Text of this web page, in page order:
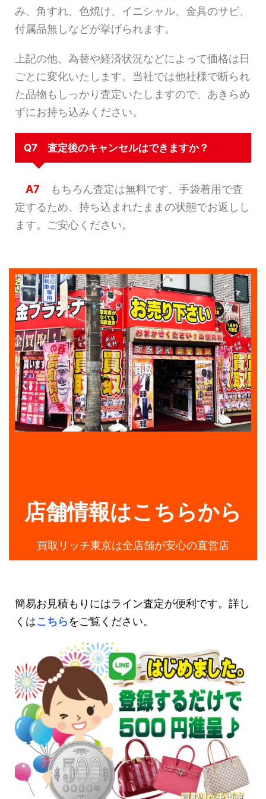
み、角すれ、色焼け、イニシャル、金具のサビ、
付属品無しなどが挙げられます。
上記の他、為替や経済状況などによって価格は日
ごとに変化いたします。当社では他社様で断られ
た品物もしっかり査定いたしますので、あきらめ
ずにお持ち込みください。
Q7 査定後のキャンセルはできますか？
A7 もちろん査定は無料です。手袋着用で査
定するため、持ち込まれたままの状態でお返しし
ます。ご安心ください。
店舗情報はこちらから
買取リッチ東京は全店舗が安心の直営店
簡易お見積もりにはライン査定が便利です。詳し
くはこちらをご覧ください。